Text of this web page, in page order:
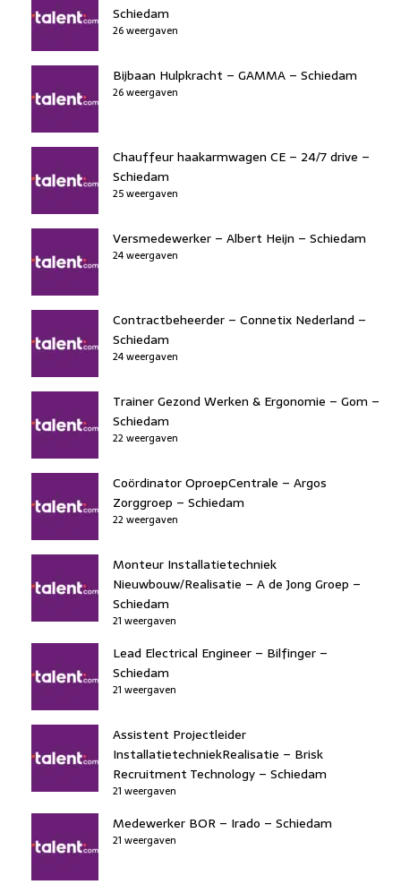
Schiedam
26 weergaven
Bijbaan Hulpkracht – GAMMA – Schiedam
26 weergaven
Chauffeur haakarmwagen CE – 24/7 drive –
Schiedam
25 weergaven
Versmedewerker – Albert Heijn – Schiedam
24 weergaven
Contractbeheerder – Connetix Nederland –
Schiedam
24 weergaven
Trainer Gezond Werken & Ergonomie – Gom –
Schiedam
22 weergaven
Coördinator OproepCentrale – Argos
Zorggroep – Schiedam
22 weergaven
Monteur Installatietechniek
Nieuwbouw/Realisatie – A de Jong Groep –
Schiedam
21 weergaven
Lead Electrical Engineer – Bilfinger –
Schiedam
21 weergaven
Assistent Projectleider
InstallatietechniekRealisatie – Brisk
Recruitment Technology – Schiedam
21 weergaven
Medewerker BOR – Irado – Schiedam
21 weergaven